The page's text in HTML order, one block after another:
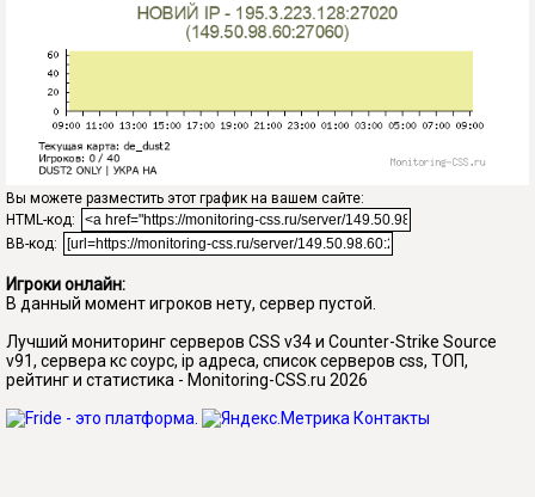
Вы можете разместить этот график на вашем сайте:
HTML-код:
BB-код:
Игроки онлайн:
В данный момент игроков нету, сервер пустой.
Лучший мониторинг серверов CSS v34 и Counter-Strike Source
v91, сервера кс соурс, ip адреса, список серверов css, ТОП,
рейтинг и статистика - Monitoring-CSS.ru 2026
Контакты